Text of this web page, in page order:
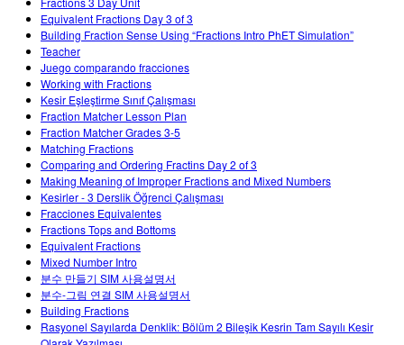
Customizable Sims
Teaching with PhET
DEIB in STEM Ed
SceneryStack OSE
Impact Report
Equivalent Fractions Day 3 of 3
Building Fraction Sense Using “Fractions Intro PhET Simulation”
Teacher
Juego comparando fracciones
Working with Fractions
Kesir Eşleştirme Sınıf Çalışması
Fraction Matcher Lesson Plan
Fraction Matcher Grades 3-5
Matching Fractions
Comparing and Ordering Fractins Day 2 of 3
Making Meaning of Improper Fractions and Mixed Numbers
Kesirler - 3 Derslik Öğrenci Çalışması
Fracciones Equivalentes
Fractions Tops and Bottoms
Equivalent Fractions
Mixed Number Intro
분수 만들기 SIM 사용설명서
분수-그림 연결 SIM 사용설명서
Building Fractions
Rasyonel Sayılarda Denklik: Bölüm 2 Bileşik Kesrin Tam Sayılı Kesir